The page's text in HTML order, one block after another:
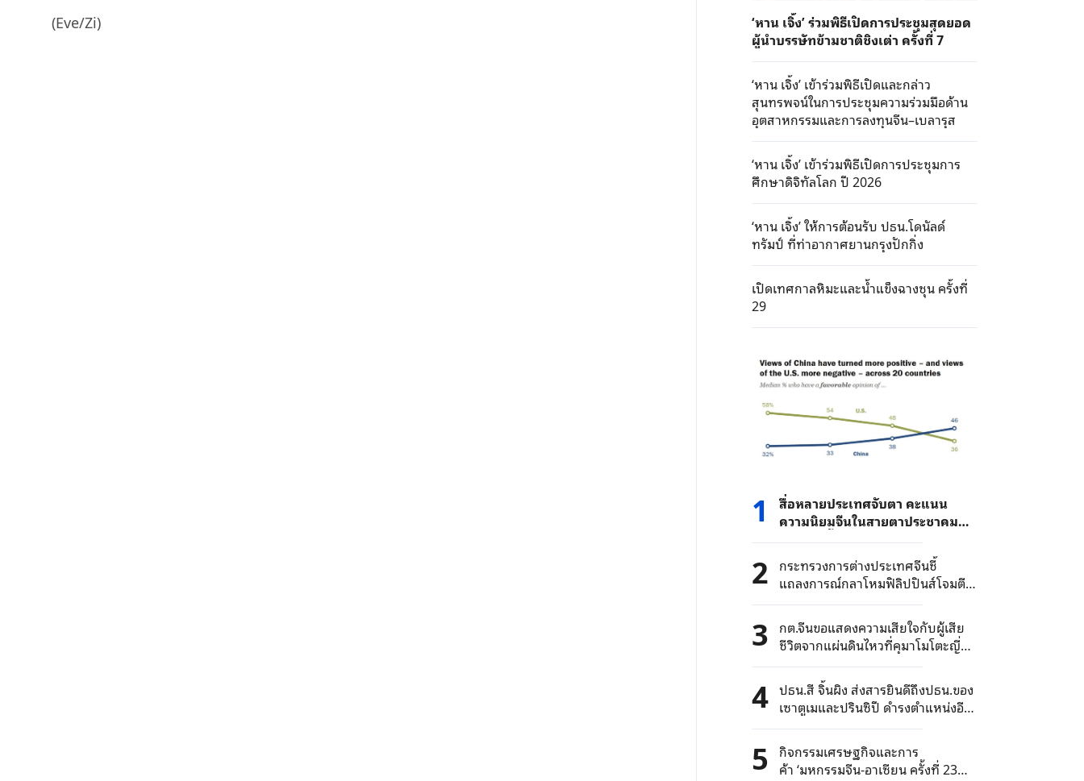
(Eve/Zi)
‘หาน เจิ้ง’ ร่วมพิธีเปิดการประชุมสุดยอด
ผู้นำบรรษัทข้ามชาติชิงเต่า ครั้งที่ 7
‘หาน เจิ้ง’ เข้าร่วมพิธีเปิดและกล่าว
สุนทรพจน์ในการประชุมความร่วมมือด้าน
อุตสาหกรรมและการลงทุนจีน–เบลารุส
‘หาน เจิ้ง’ เข้าร่วมพิธีเปิดการประชุมการ
ศึกษาดิจิทัลโลก ปี 2026
‘หาน เจิ้ง’ ให้การต้อนรับ ปธน.โดนัลด์
ทรัมป์ ที่ท่าอากาศยานกรุงปักกิ่ง
เปิดเทศกาลหิมะและน้ำแข็งฉางชุน ครั้งที่
29
1
สื่อหลายประเทศจับตา คะแนน
ความนิยมจีนในสายตาประชาคม
โลกเพิ่มขึ้นต่อเนื่อง
2 กระทรวงการต่างประเทศจีนชี้
แถลงการณ์กลาโหมฟิลิปปินส์โจมตี
ด้วยเจตนาร้าย จีนคัดค้านเด็ดขาด
3 กต.จีนขอแสดงความเสียใจกับผู้เสีย
ชีวิตจากแผ่นดินไหวที่คุมาโมโตะญี่ปุ่น
ขอให้ประชาชนจีนระวังสึนามิและอาฟ
เตอร์ช็อก
4 ปธน.สี จิ้นผิง ส่งสารยินดีถึงปธน.ของ
เซาตูเมและปรินซิปี ดำรงตำแหน่งอีก
สมัย
5 กิจกรรมเศรษฐกิจและการ
ค้า ‘มหกรรมจีน-อาเซียน ครั้งที่ 23